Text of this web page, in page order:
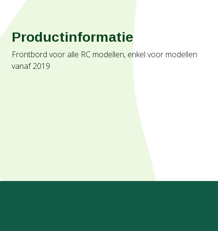
Productinformatie
Frontbord voor alle RC modellen, enkel voor modellen
vanaf 2019